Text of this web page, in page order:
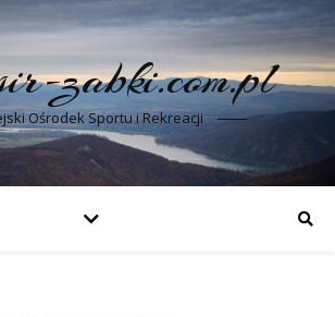
zabki.com.pl
Ośrodek Sportu i Rekreacji